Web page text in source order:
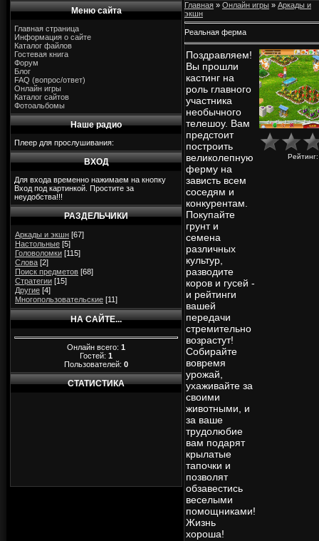
Меню сайта
Главная страница
Информация о сайте
Каталог файлов
Гостевая книга
Форум
Блог
FAQ (вопрос/ответ)
Онлайн игры
Каталог сайтов
Фотоальбомы
Наше радио
Плеер для прослушивания:
ВХОД
Для входа временно нажимаем на кнопку
Вход под картинкой. Простите за
неудобства!!!
РАЗДЕЛЬЧИКИ
Аркады и экшн [67]
Настольные [5]
Головоломки [115]
Слова [2]
Поиск предметов [68]
Стратегии [15]
Другие [4]
Многопользовательские [11]
НА САЙТЕ...
Онлайн всего: 1
Гостей: 1
Пользователей: 0
СТАТИСТИКА
Главная » Онлайн игры » Аркады и
экшн
Реальная ферма
Поздравляем!
Вы прошли
кастинг на
роль главного
участника
необычного
телешоу. Вам
предстоит
построить
великолепную
ферму на
зависть всем
соседям и
конкурентам.
Покупайте
грунт и
семена
различных
культур,
разводите
коров и гусей -
и рейтинги
вашей
передачи
стремительно
возрастут!
Собирайте
вовремя
урожай,
ухаживайте за
своими
животными, и
за ваше
трудолюбие
вам подарят
крылатые
тапочки и
позволят
обзавестись
веселыми
помощниками!
Жизнь
хороша!
Рейтинг